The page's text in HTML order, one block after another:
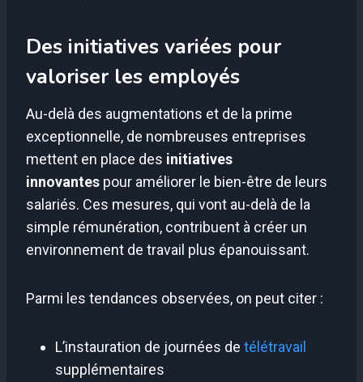
Des initiatives variées pour
valoriser les employés
Au-delà des augmentations et de la prime
exceptionnelle, de nombreuses entreprises
mettent en place des initiatives
innovantes pour améliorer le bien-être de leurs
salariés. Ces mesures, qui vont au-delà de la
simple rémunération, contribuent à créer un
environnement de travail plus épanouissant.
Parmi les tendances observées, on peut citer :
L’instauration de journées de télétravail
supplémentaires